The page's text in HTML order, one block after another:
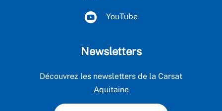
YouTube
Newsletters
Découvrez les newsletters de la Carsat
Aquitaine